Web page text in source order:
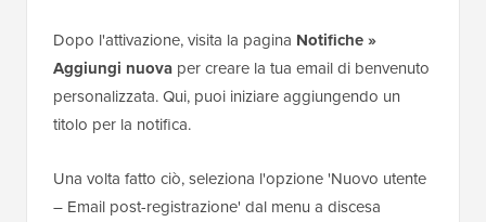
Dopo l'attivazione, visita la pagina Notifiche »
Aggiungi nuova per creare la tua email di benvenuto
personalizzata. Qui, puoi iniziare aggiungendo un
titolo per la notifica.
Una volta fatto ciò, seleziona l'opzione 'Nuovo utente
– Email post-registrazione' dal menu a discesa